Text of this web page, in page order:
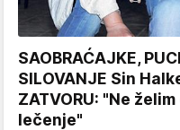
SAOBRAĆAJKE,
SILOVANJE Sin
ZATVORU: "Ne
lečenje"